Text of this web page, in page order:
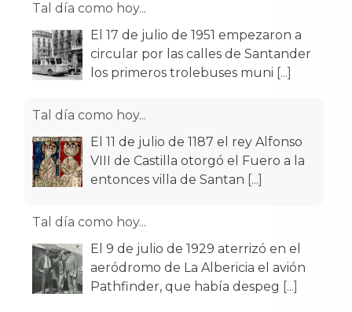
Tal día como hoy...
El 17 de julio de 1951 empezaron a
circular por las calles de Santander
los primeros trolebuses muni [...]
Tal día como hoy...
El 11 de julio de 1187 el rey Alfonso
VIII de Castilla otorgó el Fuero a la
entonces villa de Santan [...]
Tal día como hoy...
El 9 de julio de 1929 aterrizó en el
aeródromo de La Albericia el avión
Pathfinder, que había despeg [...]